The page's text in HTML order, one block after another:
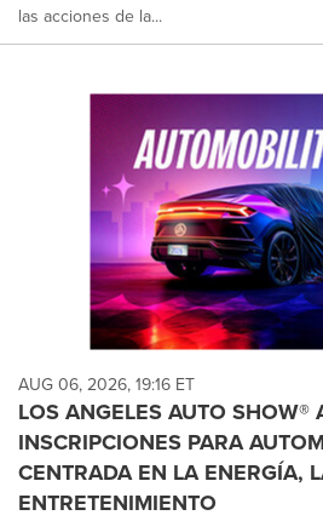
las acciones de la...
AUG 06, 2026, 19:16 ET
LOS ANGELES AUTO SHOW®
INSCRIPCIONES PARA
CENTRADA EN LA ENERGÍA,
ENTRETENIMIENTO